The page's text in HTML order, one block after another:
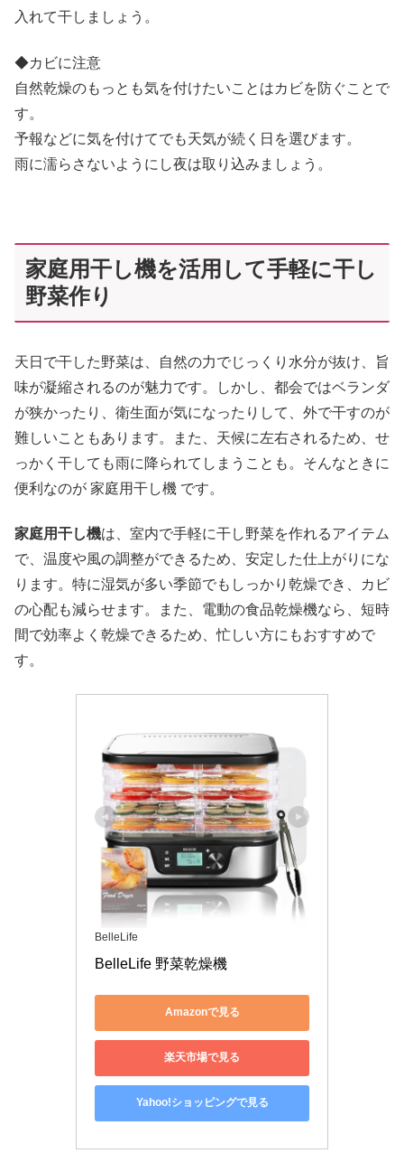
入れて干しましょう。
◆カビに注意
自然乾燥のもっとも気を付けたいことはカビを防ぐことで
す。
予報などに気を付けてでも天気が続く日を選びます。
雨に濡らさないようにし夜は取り込みましょう。
家庭用干し機を活用して手軽に干し
野菜作り
天日で干した野菜は、自然の力でじっくり水分が抜け、旨
味が凝縮されるのが魅力です。しかし、都会ではベランダ
が狭かったり、衛生面が気になったりして、外で干すのが
難しいこともあります。また、天候に左右されるため、せ
っかく干しても雨に降られてしまうことも。そんなときに
便利なのが 家庭用干し機 です。
家庭用干し機は、室内で手軽に干し野菜を作れるアイテム
で、温度や風の調整ができるため、安定した仕上がりにな
ります。特に湿気が多い季節でもしっかり乾燥でき、カビ
の心配も減らせます。また、電動の食品乾燥機なら、短時
間で効率よく乾燥できるため、忙しい方にもおすすめで
す。
BelleLife
BelleLife 野菜乾燥機
Amazonで見る
楽天市場で見る
Yahoo!ショッピングで見る